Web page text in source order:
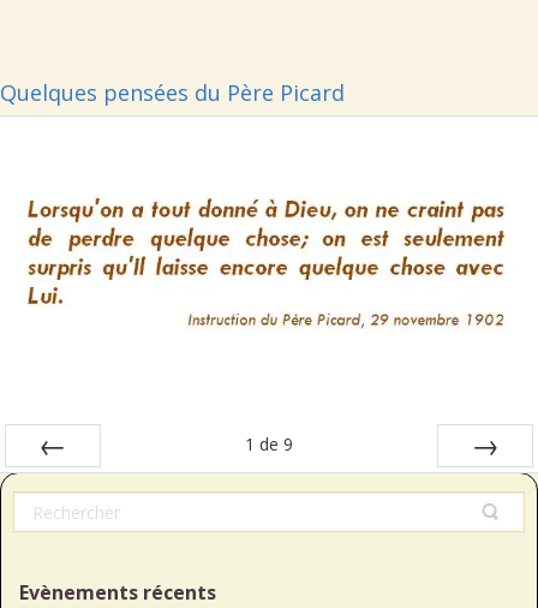
Quelques pensées du Père Picard
Préc
1 de 9
Suiv.
Evènements récents